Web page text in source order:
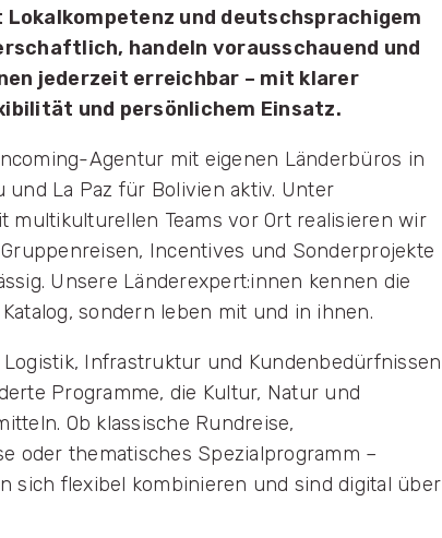
und deutschsprachigem
handeln vorausschauend und
jederzeit erreichbar – mit klarer
und persönlichem Einsatz.
Agentur mit eigenen Länderbüros in
La Paz für Bolivien aktiv. Unter
multikulturellen Teams vor Ort realisieren wir
Incentives und Sonderprojekte
Unsere Länderexpert:innen kennen die
sondern leben mit und in ihnen.
Infrastruktur und Kundenbedürfnissen
Programme, die Kultur, Natur und
Ob klassische Rundreise,
oder thematisches Spezialprogramm –
sich flexibel kombinieren und sind digital über